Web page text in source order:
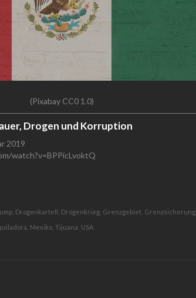
(Pixabay CC0 1.0)
Drogen und Korruption
2019
watch?v=BPPicLvoktQ
Drogenkartell, Drogenkrieg, Grenzgebiet, Grenzsicherung,
Mexiko, Tijuana, USA